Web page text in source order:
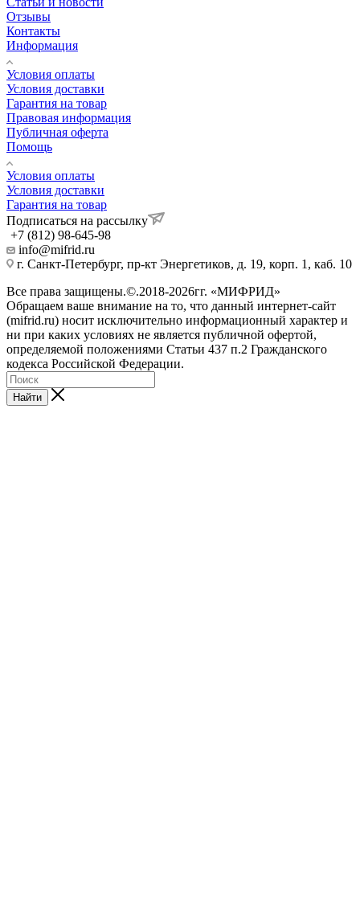
Отзывы
Контакты
Информация
Условия оплаты
Условия доставки
Гарантия на товар
Правовая информация
Публичная оферта
Помощь
Условия оплаты
Условия доставки
Гарантия на товар
Подписаться на рассылку
+7 (812) 98-645-98
info@mifrid.ru
г. Санкт-Петербург, пр-кт Энергетиков, д. 19, корп. 1, каб. 10
Все права защищены.©.2018-2026гг. «МИФРИД»
Обращаем ваше внимание на то, что данный интернет-сайт
(mifrid.ru) носит исключительно информационный характер и
ни при каких условиях не является публичной офертой,
определяемой положениями Статьи 437 п.2 Гражданского
кодекса Российской Федерации.
Найти